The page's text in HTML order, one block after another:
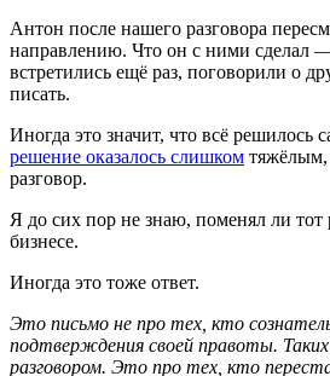
Антон после нашего разговора
направлению. Что он с ними сделал
встретились ещё раз, поговорили о
писать.
Иногда это значит, что всё решилось
решение оказалось слишком тяжёлым,
разговор.
Я до сих пор не знаю, поменял ли тот
бизнесе.
Иногда это тоже ответ.
Это письмо не про тех, кто
подтверждения своей правоты.
разговором. Это про тех, кто